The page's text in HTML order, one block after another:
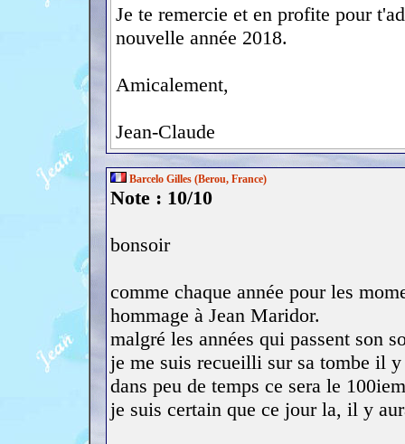
Je te remercie et en profite pour
nouvelle année 2018.
Amicalement,
Jean-Claude
Barcelo Gilles (Berou, France)
Note : 10/10
bonsoir
comme chaque année pour les
hommage à Jean Maridor.
malgré les années qui passent son
je me suis recueilli sur sa tombe il
dans peu de temps ce sera le
je suis certain que ce jour la, il y